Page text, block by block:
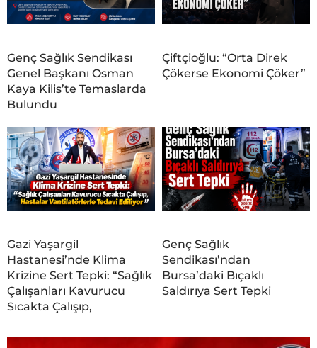
Genç Sağlık Sendikası
Genel Başkanı Osman
Kaya Kilis’te Temaslarda
Bulundu
Çiftçioğlu: “Orta Direk
Çökerse Ekonomi Çöker”
Gazi Yaşargil
Hastanesi’nde Klima
Krizine Sert Tepki: “Sağlık
Çalışanları Kavurucu
Sıcakta Çalışıp,
Genç Sağlık
Sendikası’ndan
Bursa’daki Bıçaklı
Saldırıya Sert Tepki